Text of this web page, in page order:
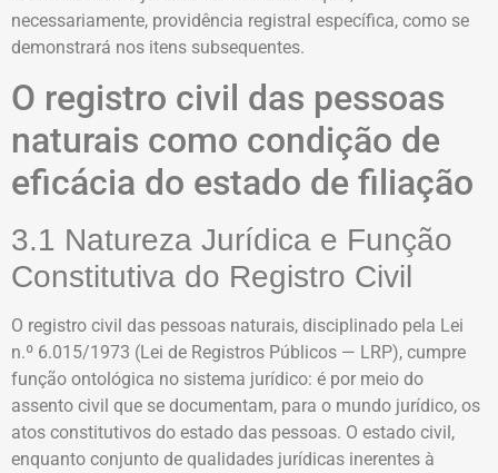
necessariamente, providência registral específica, como se
demonstrará nos itens subsequentes.
O registro civil das pessoas
naturais como condição de
eficácia do estado de filiação
3.1 Natureza Jurídica e Função
Constitutiva do Registro Civil
O registro civil das pessoas naturais, disciplinado pela Lei
n.º 6.015/1973 (Lei de Registros Públicos — LRP), cumpre
função ontológica no sistema jurídico: é por meio do
assento civil que se documentam, para o mundo jurídico, os
atos constitutivos do estado das pessoas. O estado civil,
enquanto conjunto de qualidades jurídicas inerentes à